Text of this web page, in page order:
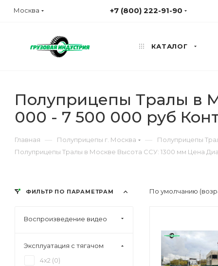
Москва +7 (800) 222-91-90
КАТАЛОГ
Полуприцепы Тралы в
000 - 7 500 000 руб
Главная — Полуприцепы г. Москва — Полуприцепы
Полуприцепы Тралы в Москве Высота ССУ: 1300 мм Цена
По умолчанию
ФИЛЬТР ПО ПАРАМЕТРАМ
Воспроизведение видео
Эксплуатация с тягачом
4x2 (0)